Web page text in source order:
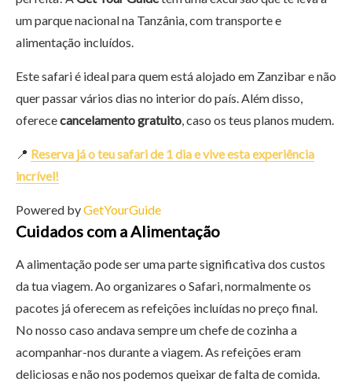
um parque nacional na Tanzânia, com transporte e
alimentação incluídos.
Este safari é ideal para quem está alojado em Zanzibar e não
quer passar vários dias no interior do país. Além disso,
oferececancelamento gratuito , caso os teus planos mudem.
📍 Reserva já o teu safari de 1 dia e vive esta experiência
incrível!
Powered byGetYourGuide
Cuidados com a Alimentação
A alimentação pode ser uma parte significativa dos custos
da tua viagem. Ao organizares o Safari, normalmente os
pacotes já oferecem as refeições incluídas no preço final.
No nosso caso andava sempre um chefe de cozinha a
acompanhar-nos durante a viagem. As refeições eram
deliciosas e não nos podemos queixar de falta de comida.